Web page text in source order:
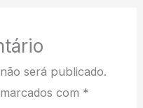
será publicado.
com *